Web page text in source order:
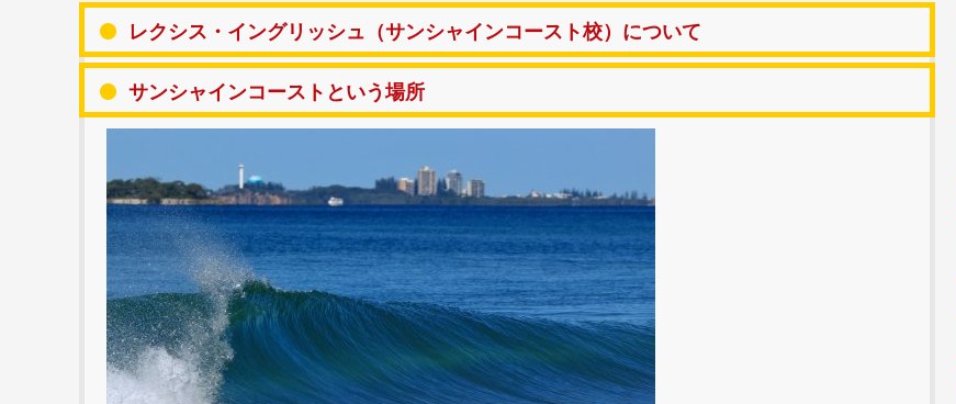
レクシス・イングリッシュ（サンシャインコースト校）について
サンシャインコーストという場所